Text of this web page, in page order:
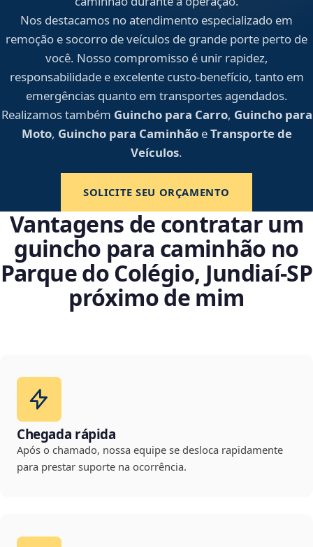
Nos destacamos no atendimento especializado em
remoção e socorro de veículos de grande porte perto de
você. Nosso compromisso é unir rapidez,
responsabilidade e excelente custo-benefício, tanto em
emergências quanto em transportes agendados.
Realizamos também Guincho para Carro, Guincho para
Moto, Guincho para CaminhãoeTransporte de
Veículos.
SOLICITE SEU ORÇAMENTO
Vantagens de contratar um
guincho para caminhão no
Parque do Colégio, Jundiaí‑SP
próximo de mim
Chegada rápida
Após o chamado, nossa equipe se desloca rapidamente
para prestar suporte na ocorrência.